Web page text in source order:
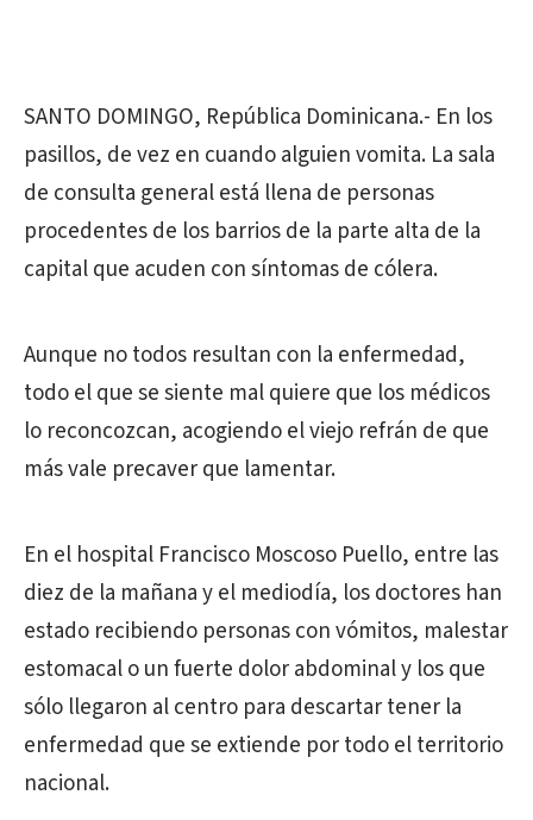
SANTO DOMINGO, República Dominicana.- En los
pasillos, de vez en cuando alguien vomita. La sala
de consulta general está llena de personas
procedentes de los barrios de la parte alta de la
capital que acuden con síntomas de cólera.
Aunque no todos resultan con la enfermedad,
todo el que se siente mal quiere que los médicos
lo reconcozcan, acogiendo el viejo refrán de que
más vale precaver que lamentar.
En el hospital Francisco Moscoso Puello, entre las
diez de la mañana y el mediodía, los doctores han
estado recibiendo personas con vómitos, malestar
estomacal o un fuerte dolor abdominal y los que
sólo llegaron al centro para descartar tener la
enfermedad que se extiende por todo el territorio
nacional.